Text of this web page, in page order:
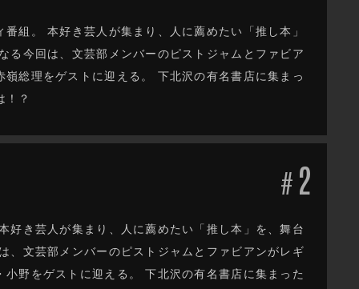
組。 本好き芸人が集まり、人に薦めたい「推し本」
る今回は、文芸部メンバーのピストジャムとファビア
総理をゲストに迎える。 下北沢の有名書店に集まっ
！？
# 2
好き芸人が集まり、人に薦めたい「推し本」を、舞台
、文芸部メンバーのピストジャムとファビアンがレギ
野をゲストに迎える。 下北沢の有名書店に集まった